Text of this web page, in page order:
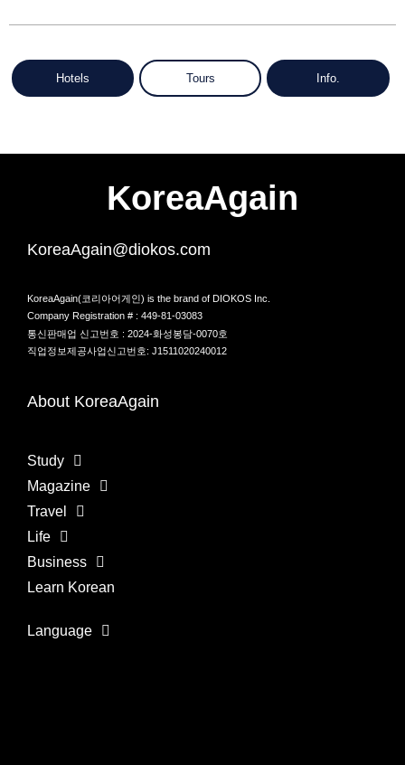
Hotels Tours Info.
KoreaAgain
KoreaAgain@diokos.com
KoreaAgain(코리아어게인) is the brand of DIOKOS Inc.
Company Registration # : 449-81-03083
통신판매업 신고번호 : 2024-화성봉담-0070호
직업정보제공사업신고번호: J1511020240012
About KoreaAgain
Study
Magazine
Travel
Life
Business
Learn Korean
Language